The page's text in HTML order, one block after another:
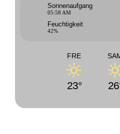
Sonnenaufgang
05:58 AM
Feuchtigkeit
42%
FRE
23°